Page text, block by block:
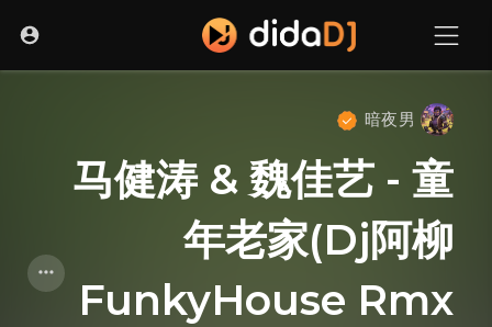
暗夜男
马健涛 & 魏佳艺 - 童
年老家(Dj阿柳
FunkyHouse Rmx